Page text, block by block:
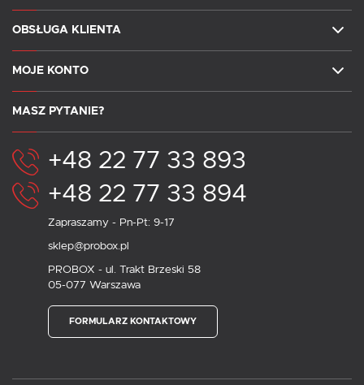
OBSŁUGA KLIENTA
MOJE KONTO
MASZ PYTANIE?
+48 22 77 33 893
+48 22 77 33 894
Zapraszamy - Pn-Pt: 9-17
sklep@probox.pl
PROBOX - ul. Trakt Brzeski 58
05-077 Warszawa
FORMULARZ KONTAKTOWY